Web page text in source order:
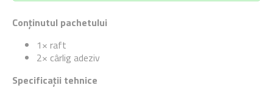
Conținutul pachetului
1× raft
2× cârlig adeziv
Specificații tehnice